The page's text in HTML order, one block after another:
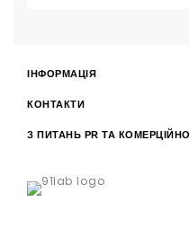
ІНФОРМАЦІЯ
КОНТАКТИ
З ПИТАНЬ PR ТА